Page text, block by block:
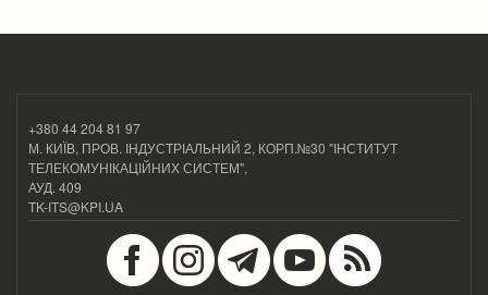
+380 44 204 81 97
М. КИЇВ, ПРОВ. ІНДУСТРІАЛЬНИЙ 2, КОРП.№30 "ІНСТИТУТ
ТЕЛЕКОМУНІКАЦІЙНИХ СИСТЕМ",
АУД. 409
TK-ITS@KPI.UA